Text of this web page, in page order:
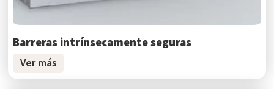
Barreras intrínsecamente seguras
Ver más